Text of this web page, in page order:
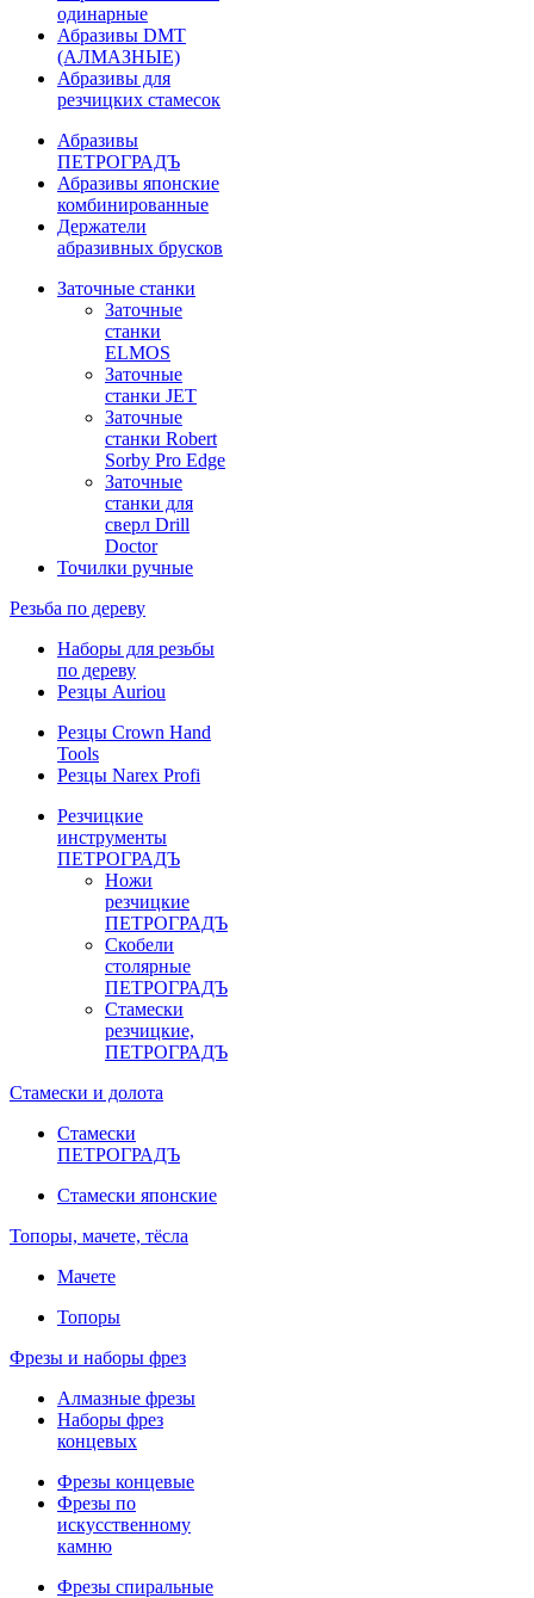
одинарные
Абразивы DMT
(АЛМАЗНЫЕ)
Абразивы для
резчицких стамесок
Абразивы
ПЕТРОГРАДЪ
Абразивы японские
комбинированные
Держатели
абразивных брусков
Заточные станки
Заточные
станки
ELMOS
Заточные
станки JET
Заточные
станки Robert
Sorby Pro Edge
Заточные
станки для
сверл Drill
Doctor
Точилки ручные
Резьба по дереву
Наборы для резьбы
по дереву
Резцы Auriou
Резцы Crown Hand
Tools
Резцы Narex Profi
Резчицкие
инструменты
ПЕТРОГРАДЪ
Ножи
резчицкие
ПЕТРОГРАДЪ
Скобели
столярные
ПЕТРОГРАДЪ
Стамески
резчицкие,
ПЕТРОГРАДЪ
Стамески и долота
Стамески
ПЕТРОГРАДЪ
Стамески японские
Топоры, мачете, тёсла
Мачете
Топоры
Фрезы и наборы фрез
Алмазные фрезы
Наборы фрез
концевых
Фрезы концевые
Фрезы по
искусственному
камню
Фрезы спиральные